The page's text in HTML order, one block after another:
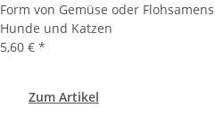
Form von Gemüse oder
Hunde und Katzen
5,60 € *
Zum Artikel